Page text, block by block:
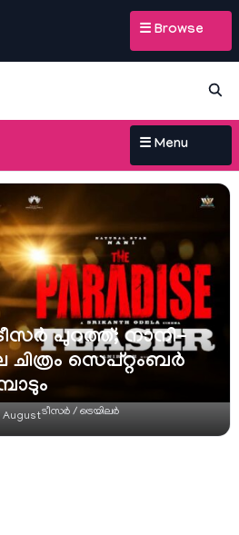
☰ Browse
☰ Menu
പുറത്ത്; നാനി-
ചിത്രം സെപ്റ്റംബർ
Augustടീസര്‍ / ട്രെയിലര്‍